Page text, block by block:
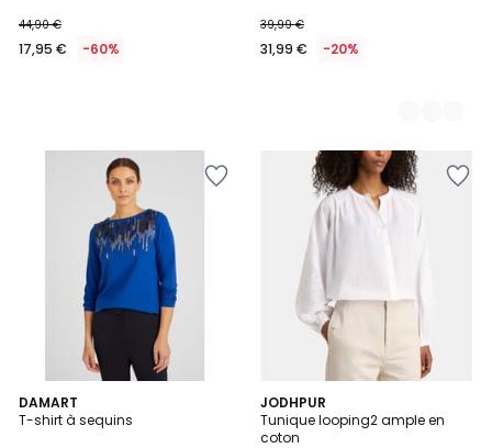
44,90 €
17,95 € -60%
39,99 €
31,99 € -20%
DAMART
T-shirt à sequins
3
/
2
Couleurs
JODHPUR
Tunique looping2 ample en
coton